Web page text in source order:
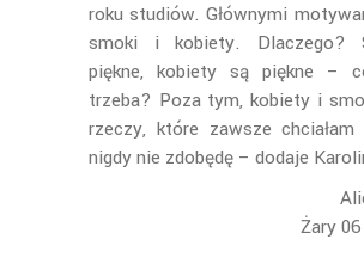
roku studiów. Głównymi
smoki i kobiety. Dlaczego?
piękne, kobiety są piękne –
trzeba? Poza tym, kobiety i
rzeczy, które zawsze
nigdy nie zdobędę – dodaje
Żary